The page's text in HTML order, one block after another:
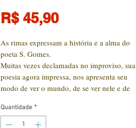
R$ 45,90Preço
As rimas expressam a história e a alma do
poeta S. Gomes.
Muitas vezes declamadas no improviso, sua
poesia agora impressa, nos apresenta seu
modo de ver o mundo, de se ver nele e de
Suas palavras são memória e sentimento,
Quantidade *